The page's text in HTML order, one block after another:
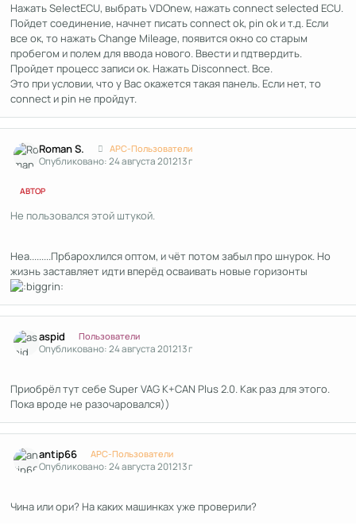
Нажать SelectECU, выбрать VDOnew, нажать connect selected ECU.
Пойдет соединение, начнет писать connect ok, pin ok и т.д. Если
все ок, то нажать Change Mileage, появится окно со старым
пробегом и полем для ввода нового. Ввести и пдтвердить.
Пройдет процесс записи ок. Нажать Disconnect. Все.
Это при условии, что у Вас окажется такая панель. Если нет, то
connect и pin не пройдут.
Roman S. APC-Пользователи
Опубликовано:24 августа 201213 г
АВТОР
Не пользовался этой штукой.
Неа.........Прбарохлился оптом, и чёт потом забыл про шнурок. Но
жизнь заставляет идти вперёд осваивать новые горизонты
aspid Пользователи
Опубликовано:24 августа 201213 г
Приобрёл тут себе Super VAG K+CAN Plus 2.0. Как раз для этого.
Пока вроде не разочаровался))
antip66 APC-Пользователи
Опубликовано:24 августа 201213 г
Чина или ори? На каких машинках уже проверили?